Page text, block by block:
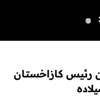
رئيس كازاخستان